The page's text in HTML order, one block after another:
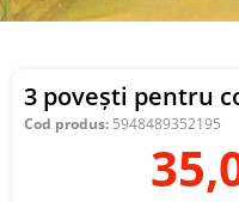
3 povești pentru
Cod produs: 5948489352195